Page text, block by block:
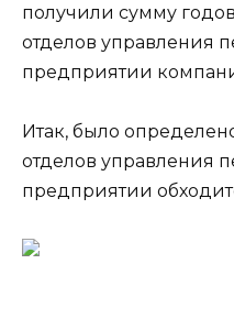
получили сумму
отделов управления
предприятии
Итак, было
отделов управления
предприятии